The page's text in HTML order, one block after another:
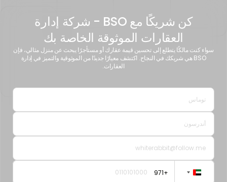
كن شريكًا مع BSO - شركة إدارة
العقارات الموثوقة الخاصة بك
سواء كنت مالكًا يتطلع إلى تحسين قيمة عقارك أو مستأجرًا يبحث عن منزل مثالي، فإن
BSO هي شريكك في النجاح. اكتشف معيارًا جديدًا من الموثوقية والتميز في إدارة
العقارات.
United
+971